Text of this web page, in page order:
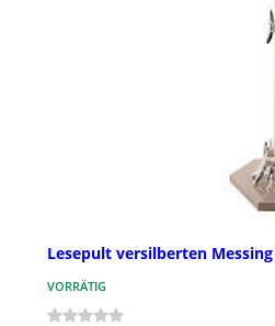
Lesepult versilberten
VORRÄTIG